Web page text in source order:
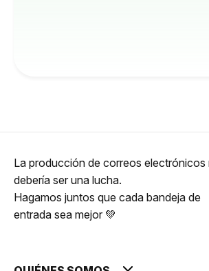
La producción de correos electrónicos
debería ser una lucha.
Hagamos juntos que cada bandeja de
entrada sea mejor 💚